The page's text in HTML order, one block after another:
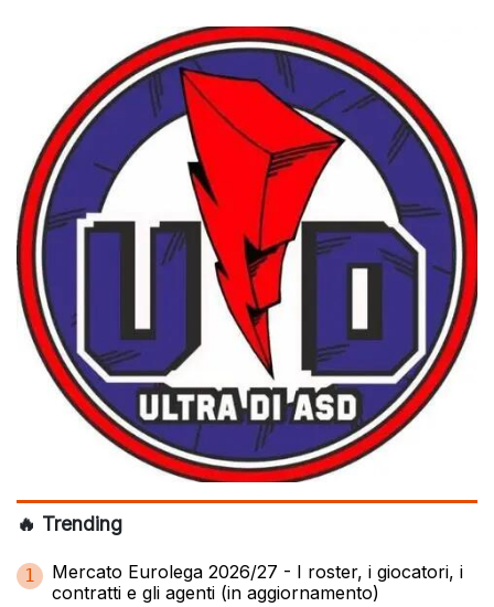
🔥 Trending
1
Mercato Eurolega 2026/27 - I roster, i giocatori, i
contratti e gli agenti (in aggiornamento)